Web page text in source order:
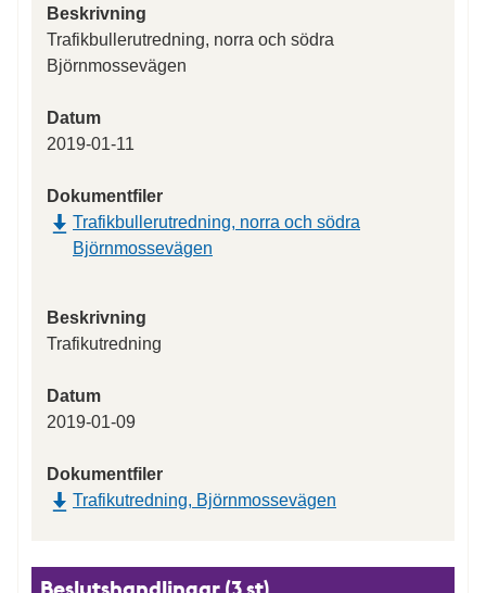
Beskrivning
Trafikbullerutredning, norra och södra
Björnmossevägen
Datum
2019-01-11
Dokumentfiler
Trafikbullerutredning, norra och södra
Björnmossevägen
Beskrivning
Trafikutredning
Datum
2019-01-09
Dokumentfiler
Trafikutredning, Björnmossevägen